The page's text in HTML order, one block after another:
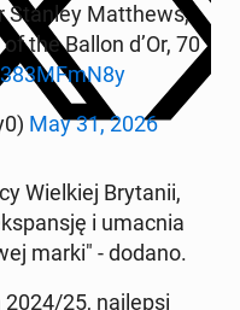
Stanley Mat­thews,
the Ballon d’Or, 70
May 31, 2026
Wiel­kiej Bry­ta­nii,
i umacnia
marki" - dodano.
2024/25, naj­lep­si